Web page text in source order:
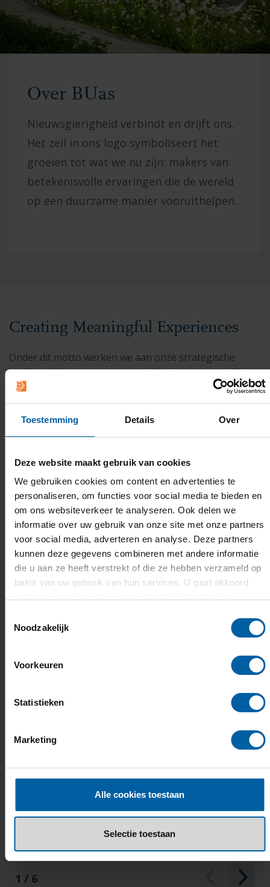
Toestemming Details Over
Deze website maakt gebruik van cookies
We gebruiken cookies om content en advertenties te
personaliseren, om functies voor social media te bieden en
om ons websiteverkeer te analyseren. Ook delen we
informatie over uw gebruik van onze site met onze partners
voor social media, adverteren en analyse. Deze partners
kunnen deze gegevens combineren met andere informatie
die u aan ze heeft verstrekt of die ze hebben verzameld op
basis van uw gebruik van hun services. U gaat akkoord
Noodzakelijk
Voorkeuren
Statistieken
Marketing
Alle cookies toestaan
Selectie toestaan
Over BUas
Nieuwsgierigheid verbindt en drijft ons.
Het zeil in ons logo symboliseert het
groeien tot wat we nu zijn: makers van
betekenisvolle ervaringen die de wereld
op een duurzame manier vooruithelpen.
Creating Meaningful Experiences
Onder dit motto werken we aan onze strategische
ambities. Het concept van onze learning communities is
uitgegroeid tot een waardevolle leerervaring voor
iedereen en de samenwerking met partners in
onderwijs, onderzoek en het werkveld is sterk.
elkaar en onze omgeving, dat is leidend in alles wat we
doen. Het bepaalt wie we zijn en hoe we werken op
onze inspirerende campus in Breda en ver daarbuiten.
En daar zijn we trots op.
Wat onze organisatie kenmerkt,
hebben we hier op een rij gezet.
1 / 6